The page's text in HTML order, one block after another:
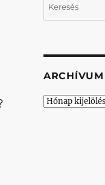
ARCHÍVUM
Archívum